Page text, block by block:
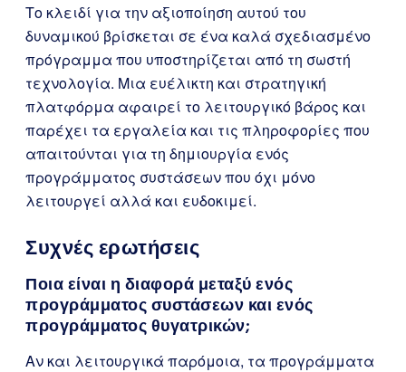
Το κλειδί για την αξιοποίηση αυτού του
δυναμικού βρίσκεται σε ένα καλά σχεδιασμένο
πρόγραμμα που υποστηρίζεται από τη σωστή
τεχνολογία. Μια ευέλικτη και στρατηγική
πλατφόρμα αφαιρεί το λειτουργικό βάρος και
παρέχει τα εργαλεία και τις πληροφορίες που
απαιτούνται για τη δημιουργία ενός
προγράμματος συστάσεων που όχι μόνο
λειτουργεί αλλά και ευδοκιμεί.
Συχνές ερωτήσεις
Ποια είναι η διαφορά μεταξύ ενός
προγράμματος συστάσεων και ενός
προγράμματος θυγατρικών;
Αν και λειτουργικά παρόμοια, τα προγράμματα